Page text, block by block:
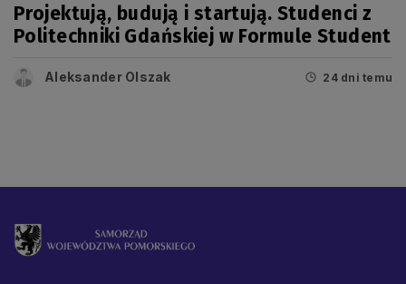
Projektują, budują i startują. Studenci z
Politechniki Gdańskiej w Formule Student
Aleksander Olszak 24 dni temu